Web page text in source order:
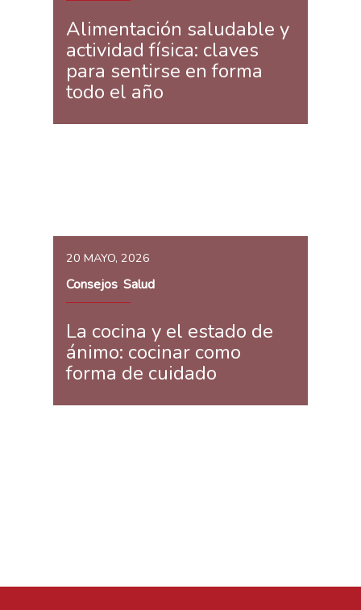
Alimentación saludable y
actividad física: claves
para sentirse en forma
todo el año
20 MAYO, 2026
Consejos, Salud
La cocina y el estado de
ánimo: cocinar como
forma de cuidado